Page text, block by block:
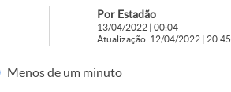
Por Estadão
13/04/2022 | 00:04
Atualização: 12/04/2022 | 20:45
Menos de um minuto